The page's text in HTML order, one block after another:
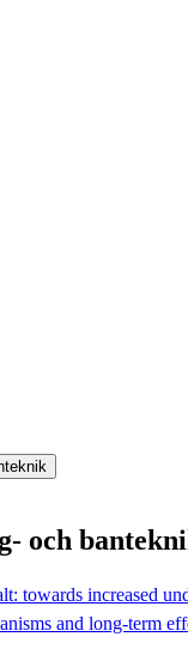
och
towards increased
and long-term